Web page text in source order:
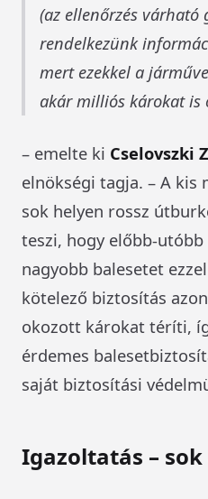
(az ellenőrzés
rendelkezünk
mert ezekkel a
akár milliós károkat is
– emelte ki Cselovszki
elnökségi tagja. – A kis
sok helyen rossz
teszi, hogy előbb-
nagyobb balesetet
kötelező biztosítás
okozott károkat téríti,
érdemes
saját biztosítási
Igazoltatás –